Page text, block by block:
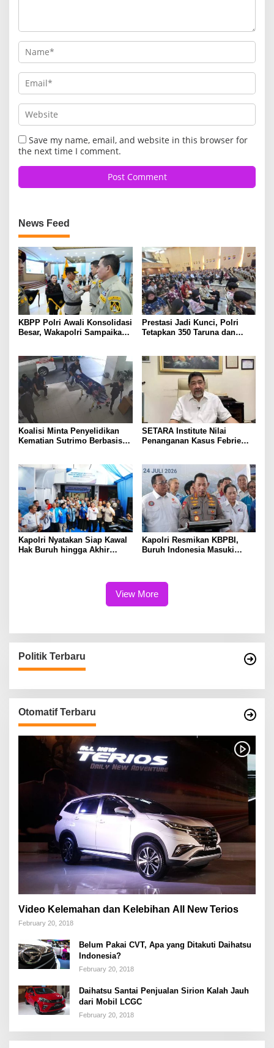
Save my name, email, and website in this browser for
the next time I comment.
News Feed
KBPP Polri Awali Konsolidasi
Besar, Wakapolri Sampaikan
Prestasi Jadi Kunci, Polri
Tetapkan 350 Taruna dan
Koalisi Minta Penyelidikan
Kematian Sutrimo Berbasis
SETARA Institute Nilai
Penanganan Kasus Febrie
Kapolri Nyatakan Siap Kawal
Hak Buruh hingga Akhir
Kapolri Resmikan KBPBI,
Buruh Indonesia Masuki
View More
Politik Terbaru
Otomatif Terbaru
Video Kelemahan dan Kelebihan All New Terios
February 20, 2018
Belum Pakai CVT, Apa yang Ditakuti Daihatsu
Indonesia?
February 20, 2018
Daihatsu Santai Penjualan Sirion Kalah Jauh
dari Mobil LCGC
February 20, 2018